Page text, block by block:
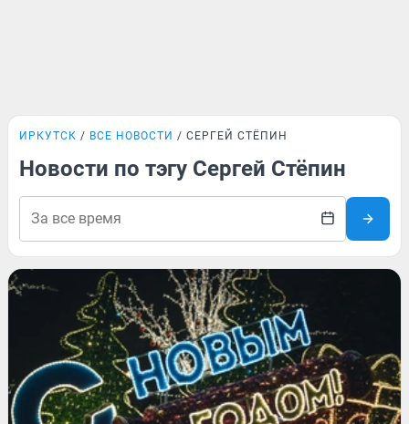
ИРКУТСК ВСЕ НОВОСТИ СЕРГЕЙ СТЁПИН
Новости по тэгу Сергей Стёпин